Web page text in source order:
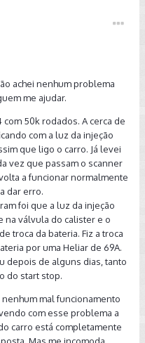
achei nenhum problema
me ajudar.
com 50k rodados. A cerca de
com a luz da injeção
que ligo o carro. Já levei
vez que passam o scanner
a funcionar normalmente
dar erro.
foi que a luz da injeção
na válvula do calister e o
troca da bateria. Fiz a troca
por uma Heliar de 69A.
depois de alguns dias, tanto
do start stop.
mal funcionamento
com esse problema a
carro está completamente